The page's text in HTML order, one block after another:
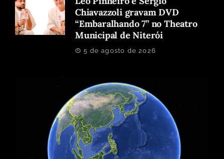
Chiavazzoli gravam DVD
“Embaralhando 7” no Theatro
Municipal de Niterói
5 de agosto de 2026